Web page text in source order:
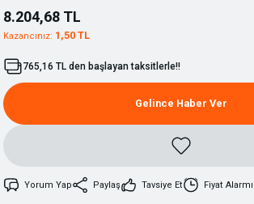
8.204,68 TL
Kazancınız: 1,50 TL
765,16 TL den başlayan taksitlerle!!
Gelince Haber Ver
Yorum Yap Paylaş Tavsiye Et Fiyat Alarmı